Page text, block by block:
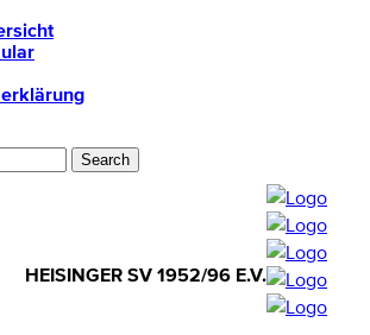
HEISINGER SV 1952/96 E.V.